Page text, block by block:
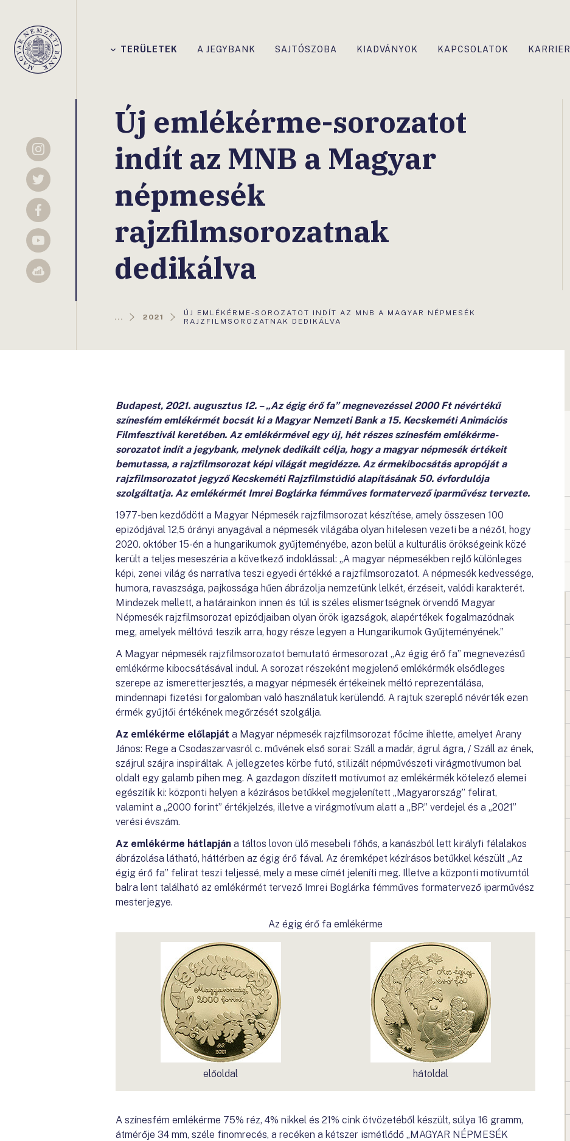
Magyar
Nemzeti
TERÜLETEK A JEGYBANK SAJTÓSZOBA KIADVÁNYOK KAPCSOLATOK KARRIER
Instagram
Twitter
Facebook
YouTube
Sellsy
Új emlékérme-sorozatot
indít az MNB a Magyar
népmesék
rajzfilmsorozatnak
dedikálva
... 2021
AKTUÁLIS
OLDAL:
ÚJ EMLÉKÉRME-SOROZATOT INDÍT AZ MNB A MAGYAR NÉPMESÉK
RAJZFILMSOROZATNAK DEDIKÁLVA
Budapest, 2021. augusztus 12. – „Az égig érő fa” megnevezéssel 2000 Ft névértékű
színesfém emlékérmét bocsát ki a Magyar Nemzeti Bank a 15. Kecskeméti Animációs
Filmfesztivál keretében. Az emlékérmével egy új, hét részes színesfém emlékérme-
sorozatot indít a jegybank, melynek dedikált célja, hogy a magyar népmesék értékeit
bemutassa, a rajzfilmsorozat képi világát megidézze. Az érmekibocsátás apropóját a
rajzfilmsorozatot jegyző Kecskeméti Rajzfilmstúdió alapításának 50. évfordulója
szolgáltatja. Az emlékérmét Imrei Boglárka fémműves formatervező iparművész tervezte.
1977-ben kezdődött a Magyar Népmesék rajzfilmsorozat készítése, amely összesen 100
epizódjával 12,5 órányi anyagával a népmesék világába olyan hitelesen vezeti be a nézőt, hogy
2020. október 15-én a hungarikumok gyűjteményébe, azon belül a kulturális örökségeink közé
került a teljes meseszéria a következő indoklással: „A magyar népmesékben rejlő különleges
képi, zenei világ és narratíva teszi egyedi értékké a rajzfilmsorozatot. A népmesék kedvessége,
humora, ravaszsága, pajkossága hűen ábrázolja nemzetünk lelkét, érzéseit, valódi karakterét.
Mindezek mellett, a határainkon innen és túl is széles elismertségnek örvendő Magyar
Népmesék rajzfilmsorozat epizódjaiban olyan örök igazságok, alapértékek fogalmazódnak
meg, amelyek méltóvá teszik arra, hogy része legyen a Hungarikumok Gyűjteményének.”
A Magyar népmesék rajzfilmsorozatot bemutató érmesorozat „Az égig érő fa” megnevezésű
emlékérme kibocsátásával indul. A sorozat részeként megjelenő emlékérmék elsődleges
szerepe az ismeretterjesztés, a magyar népmesék értékeinek méltó reprezentálása,
mindennapi fizetési forgalomban való használatuk kerülendő. A rajtuk szereplő névérték ezen
érmék gyűjtői értékének megőrzését szolgálja.
Az emlékérme előlapját a Magyar népmesék rajzfilmsorozat főcíme ihlette, amelyet Arany
János: Rege a Csodaszarvasról c. művének első sorai: Száll a madár, ágrul ágra, / Száll az ének,
szájrul szájra inspiráltak. A jellegzetes körbe futó, stilizált népművészeti virágmotívumon bal
oldalt egy galamb pihen meg. A gazdagon díszített motívumot az emlékérmék kötelező elemei
egészítik ki: központi helyen a kézírásos betűkkel megjelenített „Magyarország” felirat,
valamint a „2000 forint” értékjelzés, illetve a virágmotívum alatt a „BP.” verdejel és a „2021”
verési évszám.
Az emlékérme hátlapján a táltos lovon ülő mesebeli főhős, a kanászból lett királyfi félalakos
ábrázolása látható, háttérben az égig érő fával. Az éremképet kézírásos betűkkel készült „Az
égig érő fa” felirat teszi teljessé, mely a mese címét jeleníti meg. Illetve a központi motívumtól
balra lent található az emlékérmét tervező Imrei Boglárka fémműves formatervező iparművész
mesterjegye.
Az égig érő fa emlékérme
előoldal hátoldal
A színesfém emlékérme 75% réz, 4% nikkel és 21% cink ötvözetéből készült, súlya 16 gramm,
átmérője 34 mm, széle finomrecés, a recéken a kétszer ismétlődő „MAGYAR NÉPMESÉK